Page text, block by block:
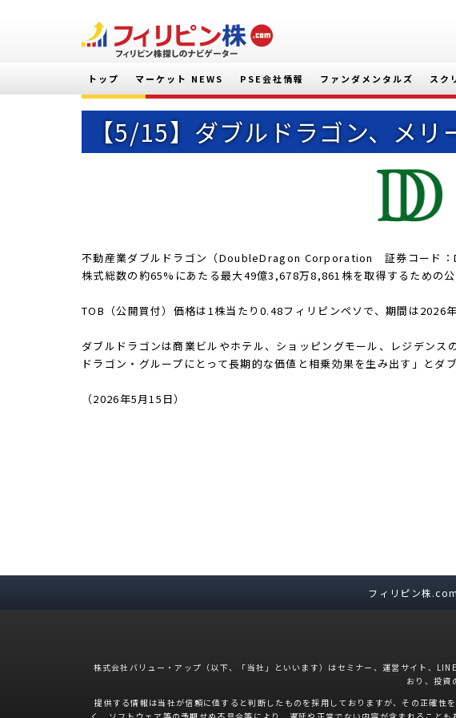
トップ マーケット NEWS PSE会社情報 ファンダメンタルズ スク
【5/15】ダブルドラゴン、メ
不動産業ダブルドラゴン（DoubleDragon Corporation 証券コード
株式総数の約65%にあたる最大49億3,678万8,861株を取得するための
TOB（公開買付）価格は1株当たり0.48フィリピンペソで、期間は2026
ダブルドラゴンは商業ビルやホテル、ショッピングモール、レジデン
ドラゴン・グループにとって長期的な価値と相乗効果を生み出す」とダ
（2026年5月15日）
フィリピン株
株式会社バリュー・アップ（以下、「当社」といいます）はセミナー、運営サイト、
おり、投資
提供する情報は当社が信頼に値すると判断したものを採用しておりますが、その正確